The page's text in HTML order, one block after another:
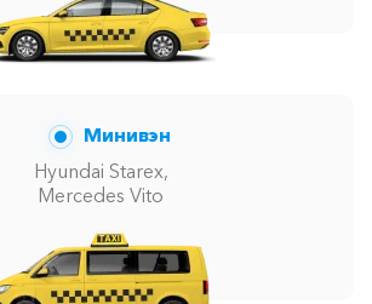
Минивэн
Hyundai Starex,
Mercedes Vito